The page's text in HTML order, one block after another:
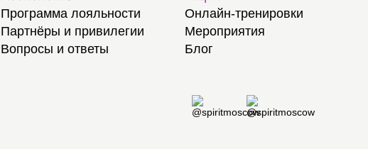
Программа лояльности
Партнёры и привилегии
Вопросы и ответы
Онлайн-тренировки
Мероприятия
Блог